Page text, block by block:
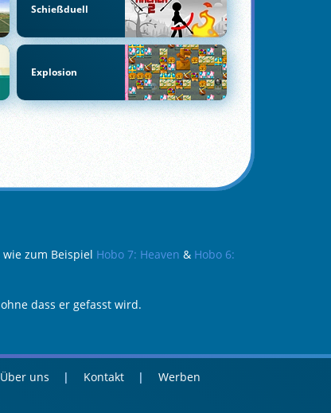
Schießduell
Explosion
zum Beispiel Hobo 7: Heaven & Hobo 6:
dass er gefasst wird.
Über uns Kontakt Werben